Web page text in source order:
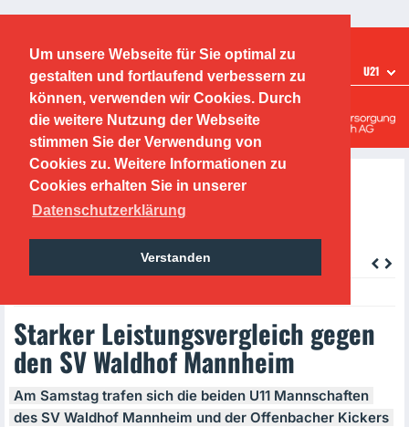
Um unsere Webseite für Sie optimal zu
gestalten und fortlaufend verbessern zu
können, verwenden wir Cookies. Durch
die weitere Nutzung der Webseite
stimmen Sie der Verwendung von
Cookies zu. Weitere Informationen zu
Cookies erhalten Sie in unserer
Datenschutzerklärung
Verstanden
TEAMS U21
Offenbacher Kickers
Leistungszentrum
Starker Leistungsvergleich gegen
den SV Waldhof Mannheim
Am Samstag trafen sich die beiden U11 Mannschaften
des SV Waldhof Mannheim und der Offenbacher Kickers